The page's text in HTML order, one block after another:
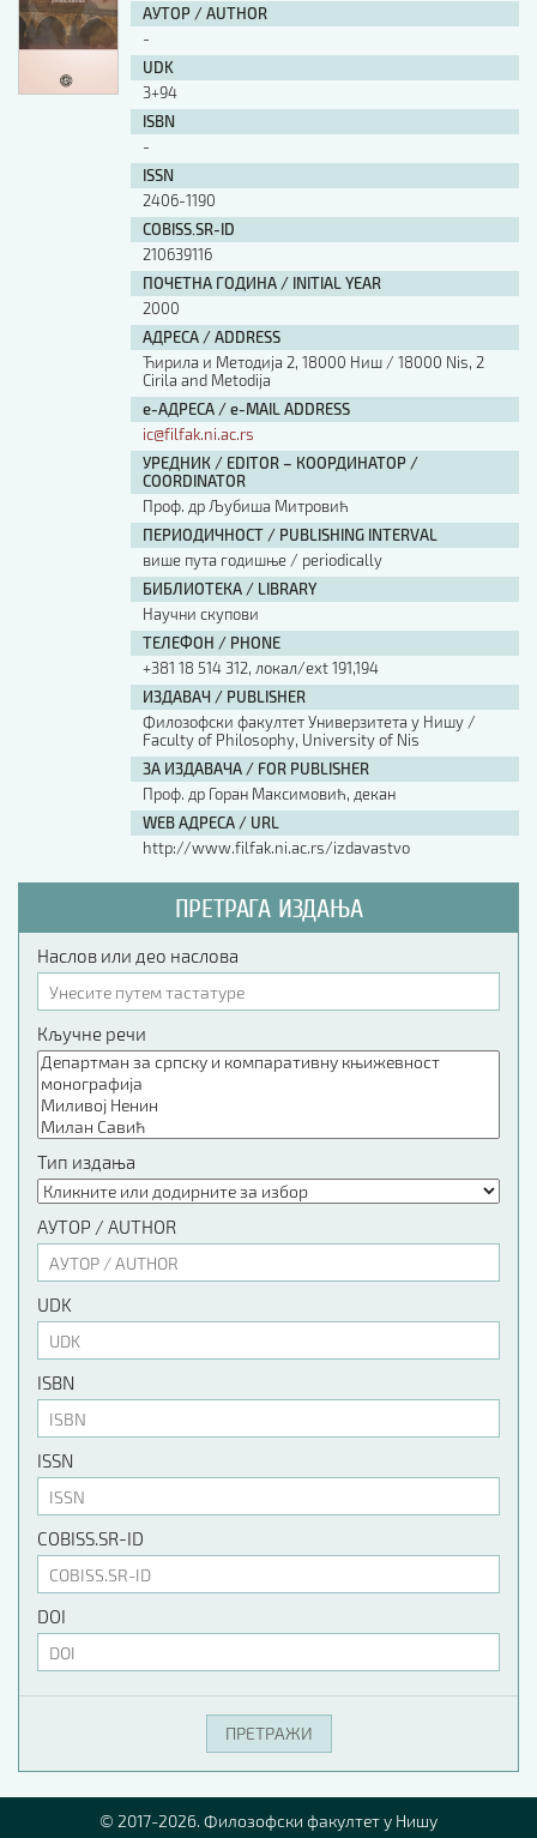
АУТОР / AUTHOR
-
UDK
3+94
ISBN
-
ISSN
2406-1190
COBISS.SR-ID
210639116
ПОЧЕТНА ГОДИНА / INITIAL YEAR
2000
АДРЕСА / ADDRESS
Ћирила и Методија 2, 18000 Ниш / 18000 Nis, 2
Cirila and Metodija
е-АДРЕСА / e-MAIL ADDRESS
ic@filfak.ni.ac.rs
УРЕДНИК / EDITOR – КООРДИНАТОР /
COORDINATOR
Проф. др Љубиша Митровић
ПЕРИОДИЧНОСТ / PUBLISHING INTERVAL
више пута годишње / periodically
БИБЛИОТЕКА / LIBRARY
Научни скупови
ТЕЛЕФОН / PHONE
+381 18 514 312, локал/ext 191,194
ИЗДАВАЧ / PUBLISHER
Филозофски факултет Универзитета у Нишу /
Faculty of Philosophy, University of Nis
ЗА ИЗДАВАЧА / FOR PUBLISHER
Проф. др Горан Максимовић, декан
WEB АДРЕСА / URL
http://www.filfak.ni.ac.rs/izdavastvo
ПРЕТРАГА ИЗДАЊА
Наслов или део наслова
Кључне речи
Тип издања
АУТОР / AUTHOR
UDK
ISBN
ISSN
COBISS.SR-ID
DOI
© 2017-2026. Филозофски факултет у Нишу